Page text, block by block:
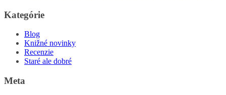
Kategórie
Blog
Knižné novinky
Recenzie
Staré ale dobré
Meta